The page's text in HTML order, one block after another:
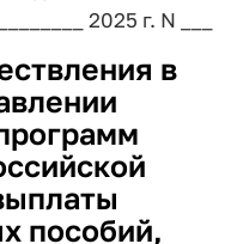
2025 г. N ___
в
пособий,